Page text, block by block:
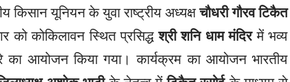
किसान यूनियन के युवा राष्ट्रीय अध्यक्षचौधरी गौरव टिकैत
को कोकिलावन स्थित प्रसिद्धश्री शनि धाम मंदिरमें भव्य
का आयोजन किया गया। कार्यक्रम का आयोजन भारतीय